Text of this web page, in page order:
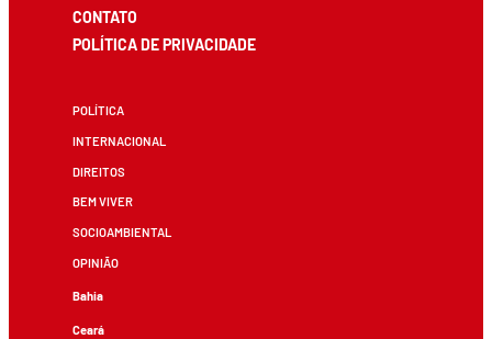
CONTATO
POLÍTICA DE PRIVACIDADE
POLÍTICA
INTERNACIONAL
DIREITOS
BEM VIVER
SOCIOAMBIENTAL
OPINIÃO
Bahia
Ceará